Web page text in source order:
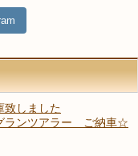
しました
ランツアラー ご納車☆